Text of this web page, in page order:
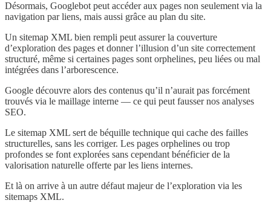
Désormais, Googlebot peut accéder aux pages non seulement via la
navigation par liens, mais aussi grâce au plan du site.
Un sitemap XML bien rempli peut assurer la couverture
d’exploration des pages et donner l’illusion d’un site correctement
structuré, même si certaines pages sont orphelines, peu liées ou mal
intégrées dans l’arborescence.
Google découvre alors des contenus qu’il n’aurait pas forcément
trouvés via le maillage interne — ce qui peut fausser nos analyses
SEO.
Le sitemap XML sert de béquille technique qui cache des failles
structurelles, sans les corriger. Les pages orphelines ou trop
profondes se font explorées sans cependant bénéficier de la
valorisation naturelle offerte par les liens internes.
Et là on arrive à un autre défaut majeur de l’exploration via les
sitemaps XML.